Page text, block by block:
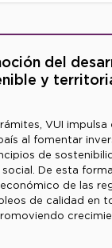
del
y
VUI impulsa
al fomentar
de
De esta
de las
de calidad en